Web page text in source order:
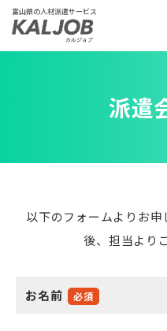
富山県の人材派遣サービス
派遣
以下のフォームよりお申
後、担当より
お名前 必須